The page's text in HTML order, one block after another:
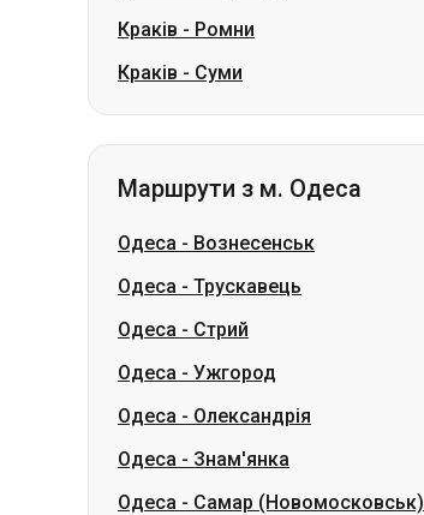
Краків - Ромни
Краків - Суми
Маршрути з м. Одеса
Одеса - Вознесенськ
Одеса - Трускавець
Одеса - Стрий
Одеса - Ужгород
Одеса - Олександрія
Одеса - Знам'янка
Одеса - Самар (Новомосковськ)